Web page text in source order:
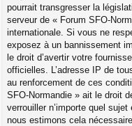
pourrait transgresser la
serveur de « Forum SFO-
internationale. Si vous ne
exposez à un bannissement
le droit d’avertir votre
officielles. L’adresse IP de
au renforcement de ces
SFO-Normandie » ait le droit
verrouiller n’importe quel
nous estimons cela